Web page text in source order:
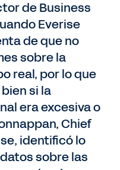
de Business
Everise
de que no
sobre la
real, por lo que
si la
era excesiva o
Chief
identificó lo
sobre las